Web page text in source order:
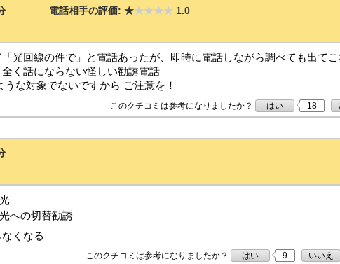
電話相手の評価: ★★★★★1.0
光回線の件で」と電話あったが、即時に電話しながら調べても出て
く話にならない怪しい勧誘電話
な対象でないですから ご注意を！
このクチコミは参考になりましたか？ はい 18
への切替勧誘
くなる
このクチコミは参考になりましたか？ はい 9 いいえ